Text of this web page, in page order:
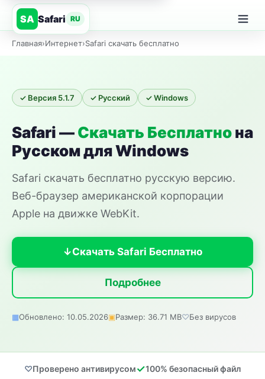
SA Safari RU
Главная›Интернет›Safari скачать бесплатно
✓ Версия 5.1.7 ✓ Русский ✓ Windows
Safari —Скачать Бесплатнона
Русском для Windows
Safari скачать бесплатно русскую версию.
Веб-браузер американской корпорации
Apple на движке WebKit.
Скачать Safari Бесплатно
Подробнее
Обновлено: 10.05.2026 Размер: 36.71 MB Без вирусов
Проверено антивирусом
100% безопасный файл